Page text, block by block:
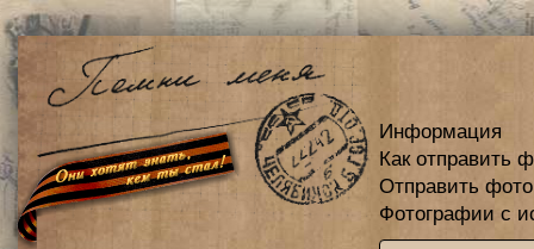
Информация
Как отправить
Отправить
Фотографии с